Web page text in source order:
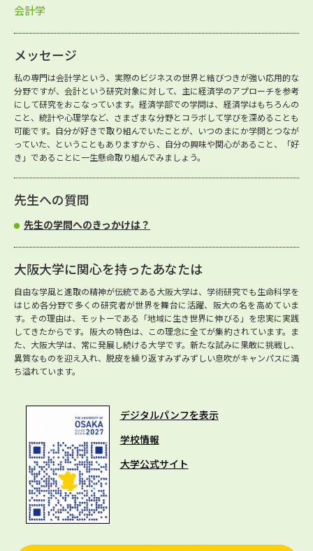
会計学
メッセージ
私の専門は会計学という、実際のビジネスの世界と結びつきが強い応用的な
分野ですが、会計という研究対象に対して、主に経済学のアプローチを参考
にして研究をおこなっています。経済学部での学問は、経済学はもちろんの
こと、統計や心理学など、さまざまな分野とコラボして学びを深めることも
可能です。自分が好きで取り組んでいたことが、いつのまにか学問とつなが
っていた、ということもありますから、自分の興味や関心があること、「好
き」であることに一生懸命取り組んでみましょう。
先生への質問
先生の学問へのきっかけは？
大阪大学に関心を持ったあなたは
自由な学風と進取の精神が伝統である大阪大学は、学術研究でも生命科学を
はじめ各分野で多くの研究者が世界を舞台に活躍、阪大の名を高めていま
す。その理由は、モットーである「地域に生き世界に伸びる」を忠実に実践
してきたからです。阪大の特色は、この理念に全てが集約されています。ま
た、大阪大学は、常に発展し続ける大学です。新たな試みに果敢に挑戦し、
異質なものを迎え入れ、脱皮を繰り返すみずみずしい息吹がキャンパスに満
ち溢れています。
デジタルパンフを表示
学校情報
大学公式サイト